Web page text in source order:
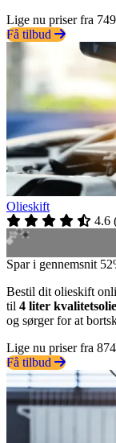
Lige nu priser fra
Få tilbud
Olieskift
4.6
Spar i gennemsnit
Bestil dit olieskift
til 4 liter kvalitetsolie
og sørger for at
Lige nu priser fra
Få tilbud